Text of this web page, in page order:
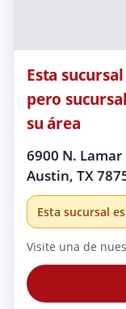
Esta
pero
su área
6900 N. Lamar
Austin, TX
Esta sucursal
Visite una de